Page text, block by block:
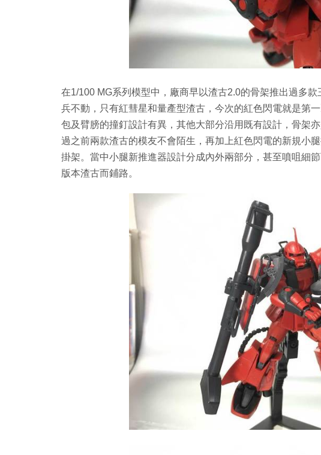
在1/100 MG系列模型中，廠商早以渣古2.0的骨架推出過多
兵不動，只有紅彗星和量產型渣古，今次的紅色閃電就是第
包及臂膀的撞釘設計有異，其他大部分沿用既有設計，骨架
過之前兩款渣古的模友不會陌生，再加上紅色閃電的新規小
掛架。當中小腿新推進器設計分成內外兩部分，甚至噴咀細
版本渣古而鋪路。